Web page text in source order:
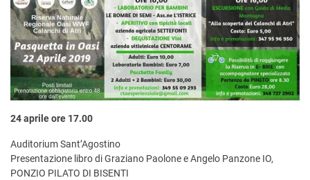
24 aprile ore 17.00
Auditorium Sant’Agostino
Presentazione libro di Graziano Paolone e Angelo Panzone IO,
PONZIO PILATO DI BISENTI